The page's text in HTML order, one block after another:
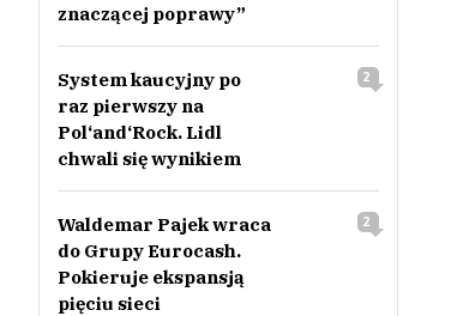
znaczącej poprawy”
System kaucyjny po
raz pierwszy na
Pol‘and‘Rock. Lidl
chwali się wynikiem
2
Waldemar Pajek wraca
do Grupy Eurocash.
Pokieruje ekspansją
pięciu sieci
2